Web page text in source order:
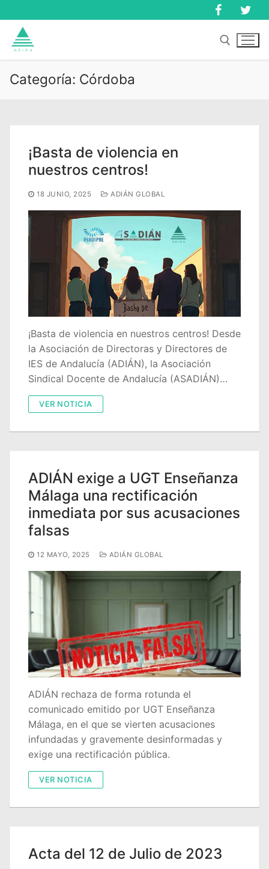
al
contenido
Quiénes somos
Delegaciones
Adián Almería
Adián Cádiz
Adián Córdoba
Adián Granada
Adián Huelva
Adián Málaga
Adián Sevilla
Noticias
Enlaces
Consejería de Educación
FEDADi
Normativa ADIDE
Portal AVERROES
Portal SÉNECA
Contacto
Hazte Socio
Categoría: Córdoba
¡Basta de violencia en
nuestros centros!
18 JUNIO, 2025 ADIÁN GLOBAL
¡Basta de violencia en nuestros centros! Desde
la Asociación de Directoras y Directores de
IES de Andalucía (ADIÁN), la Asociación
Sindical Docente de Andalucía (ASADIÁN)…
VER NOTICIA
ADIÁN exige a UGT Enseñanza
Málaga una rectificación
inmediata por sus acusaciones
falsas
12 MAYO, 2025 ADIÁN GLOBAL
ADIÁN rechaza de forma rotunda el
comunicado emitido por UGT Enseñanza
Málaga, en el que se vierten acusaciones
infundadas y gravemente desinformadas y
exige una rectificación pública.
VER NOTICIA
Acta del 12 de Julio de 2023